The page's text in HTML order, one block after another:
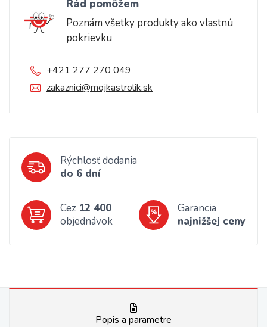
Rád pomôžem
Poznám všetky produkty ako vlastnú
pokrievku
+421 277 270 049
zakaznici@mojkastrolik.sk
Rýchlosť dodania
do 6 dní
Cez 12 400
objednávok
Garancia
najnižšej ceny
Popis a parametre